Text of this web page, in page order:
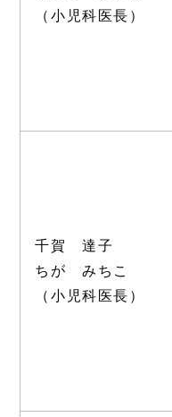
（小児科医長）
千賀 達子
ちが みちこ
（小児科医長）